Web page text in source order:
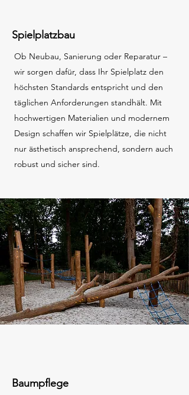
Spielplatzbau
Ob Neubau, Sanierung oder Reparatur –
wir sorgen dafür, dass Ihr Spielplatz den
höchsten Standards entspricht und den
täglichen Anforderungen standhält. Mit
hochwertigen Materialien und modernem
Design schaffen wir Spielplätze, die nicht
nur ästhetisch ansprechend, sondern auch
robust und sicher sind.
Baumpflege